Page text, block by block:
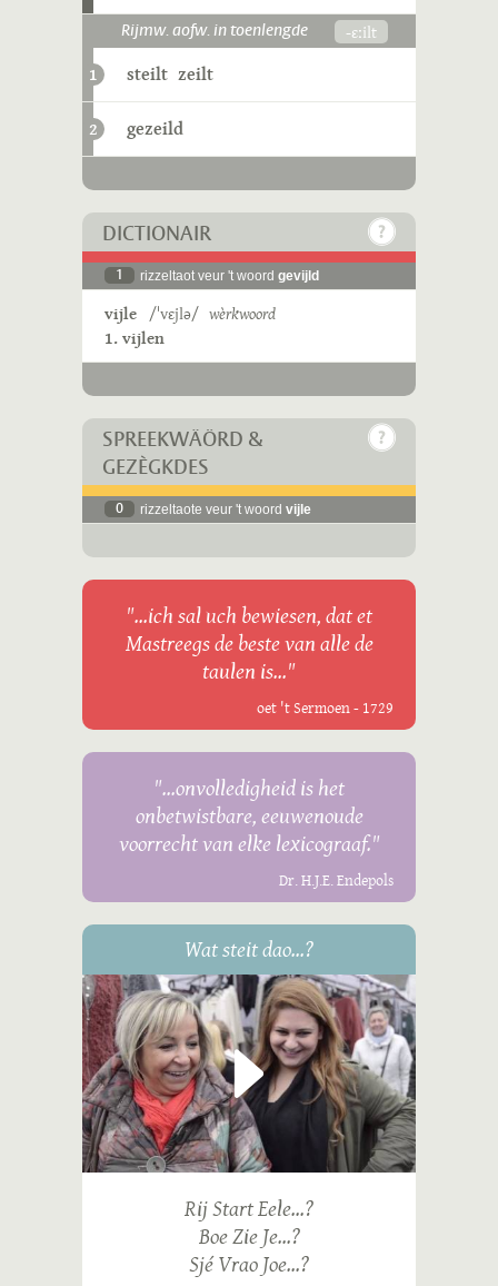
Rijmw. aofw. in toenlengde -ɛːilt
1 steilt zeilt
2 gezeild
DICTIONAIR
1 rizzeltaot veur 't woord gevijld
vijle /ˈvɛjlə/ wèrkwoord
1. vijlen
SPREEKWÄÖRD &
GEZÈGKDES
0 rizzeltaote veur 't woord vijle
"...ich sal uch bewiesen, dat et
Mastreegs de beste van alle de
taulen is..."
oet 't Sermoen - 1729
"...onvolledigheid is het
onbetwistbare, eeuwenoude
voorrecht van elke lexicograaf."
Dr. H.J.E. Endepols
Wat steit dao...?
Rij Start Eele...?
Boe Zie Je...?
Sjé Vrao Joe...?